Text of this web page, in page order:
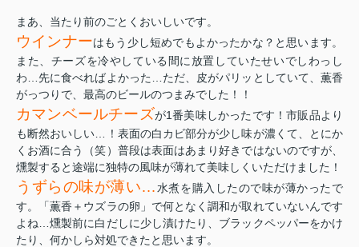
まあ、当たり前のごとくおいしいです。
ウインナーはもう少し短めでもよかったかな？と思います。
また、チーズを冷やしている間に放置していたせいでしわっし
わ…先に食べればよかった…ただ、皮がパリッとしていて、薫香
がっつりで、最高のビールのつまみでした！！
カマンベールチーズが1番美味しかったです！市販品より
も断然おいしい…！表面の白カビ部分が少し味が濃くて、とにか
くお酒に合う（笑）普段は表面はあまり好きではないのですが、
燻製すると途端に独特の風味が薄れて美味しくいただけました！
うずらの味が薄い…水煮を購入したので味が薄かったで
す。「薫香＋ウズラの卵」で何となく調和が取れていないんです
よね…燻製前に白だしに少し漬けたり、ブラックペッパーをかけ
たり、何かしら対処できたと思います。